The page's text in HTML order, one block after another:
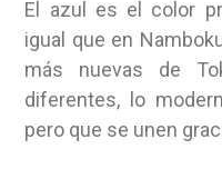
El azul es el color
igual que en
más nuevas de
diferentes, lo
pero que se unen